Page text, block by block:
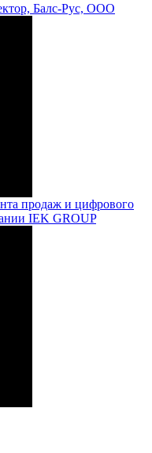
Балс-Рус, ООО
продаж и цифрового
IEK GROUP